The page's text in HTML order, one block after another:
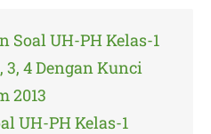
Soal UH-PH Kelas-1
3, 4 Dengan Kunci
2013
UH-PH Kelas-1